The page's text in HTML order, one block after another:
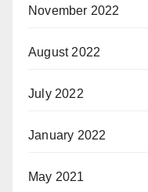
November 2022
August 2022
July 2022
January 2022
May 2021